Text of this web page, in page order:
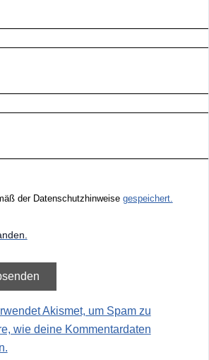
der Datenschutzhinweise gespeichert.
Akismet, um Spam zu
wie deine Kommentardaten